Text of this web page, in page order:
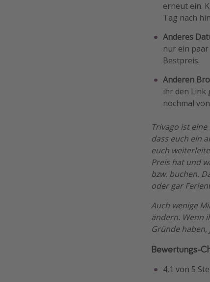
erneut ein.
Tag nach
Anderes
nur ein
Bestpreis.
Anderen
ihr den Link
nochmal
Trivago ist eine
dass euch ein
euch
Preis hat und
bzw. buchen.
oder gar
Auch wenige
ändern. Wenn
Gründe haben,
Bewertungs-
4,1 von 5